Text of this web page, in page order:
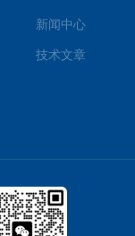
新闻中心
技术文章